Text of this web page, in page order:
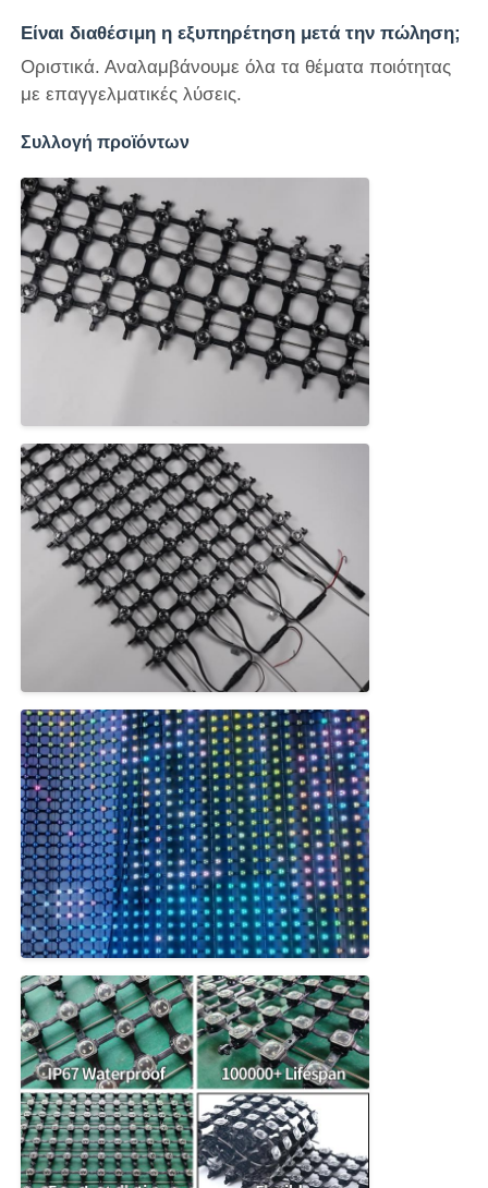
Είναι διαθέσιμη η εξυπηρέτηση μετά την πώληση;
Οριστικά. Αναλαμβάνουμε όλα τα θέματα ποιότητας
με επαγγελματικές λύσεις.
Συλλογή προϊόντων